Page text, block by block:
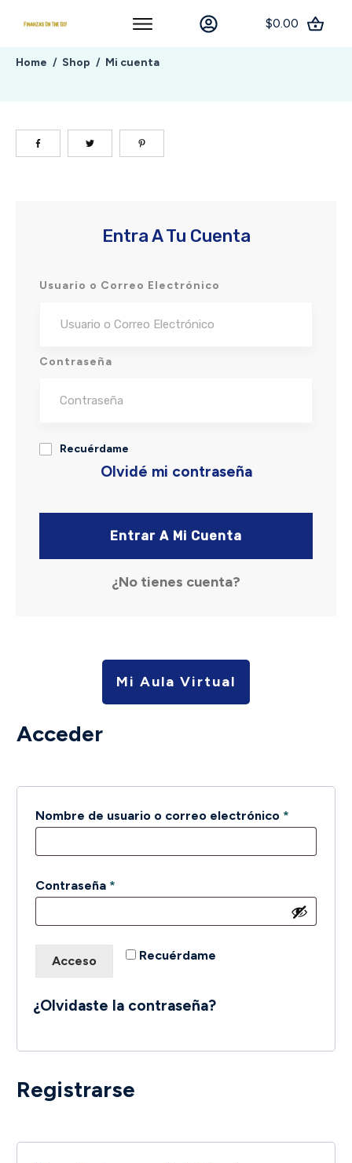
$0.00
Home / Shop / Mi cuenta
Entra A Tu Cuenta
Usuario o Correo Electrónico
Contraseña
Recuérdame
Olvidé mi contraseña
Entrar A Mi Cuenta
¿No tienes cuenta?
Mi Aula Virtual
Acceder
Nombre de usuario o correo electrónico *
Contraseña *
Recuérdame
Acceso
¿Olvidaste la contraseña?
Registrarse